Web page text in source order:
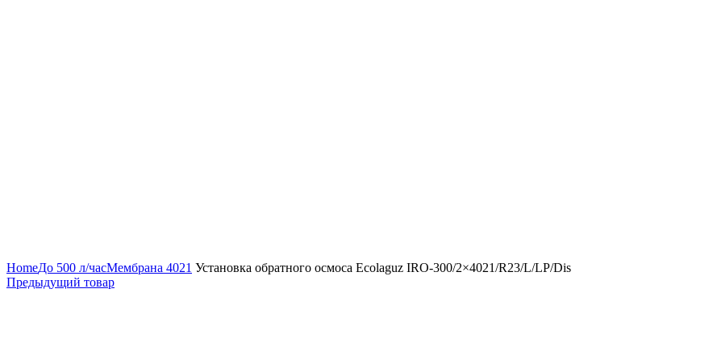
HomeДо 500 л/часМембрана 4021 Установка обратного осмоса Ecolaguz IRO-300/2×4021/R23/L/LP/Dis
Предыдущий товар